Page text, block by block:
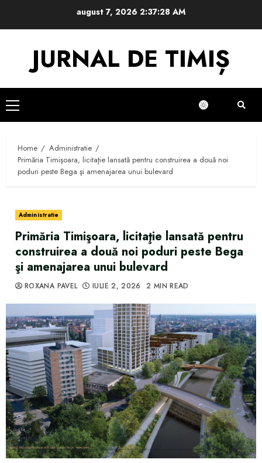
august 7, 2026 2:37:29 AM
JURNAL DE TIMIȘ
Primary
Menu
Home
Administratie
Primăria Timişoara, licitaţie lansată pentru construirea a două noi
poduri peste Bega şi amenajarea unui bulevard
Administratie
Primăria Timişoara, licitaţie lansată pentru
construirea a două noi poduri peste Bega
şi amenajarea unui bulevard
ROXANA PAVEL IULIE 2, 2026 2 MIN READ